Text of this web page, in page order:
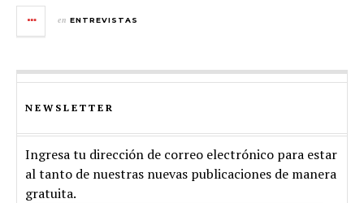
en ENTREVISTAS
NEWSLETTER
Ingresa tu dirección de correo electrónico para estar
al tanto de nuestras nuevas publicaciones de manera
gratuita.